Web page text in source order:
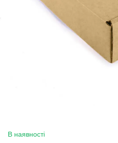
В наявності